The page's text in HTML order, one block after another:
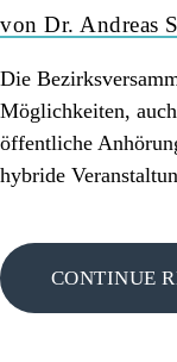
von Dr. Andreas
Die
Möglichkeiten,
öffentliche
hybride
CONTINUE